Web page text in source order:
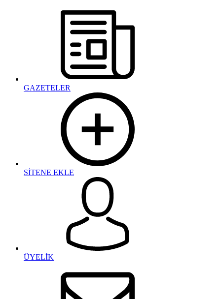
GAZETELER
SİTENE EKLE
ÜYELİK